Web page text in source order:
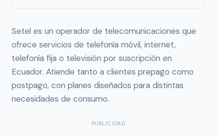
Setel es un operador de telecomunicaciones que
ofrece servicios de telefonía móvil, internet,
telefonía fija o televisión por suscripción en
Ecuador. Atiende tanto a clientes prepago como
postpago, con planes diseñados para distintas
necesidades de consumo.
PUBLICIDAD